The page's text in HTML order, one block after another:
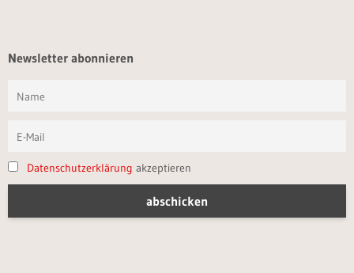
Newsletter abonnieren
Datenschutzerklärung akzeptieren